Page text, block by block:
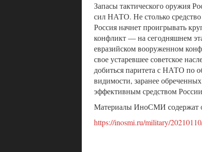
Запасы тактического оружия
сил НАТО. Не столько средство
Россия начнет проигрывать
конфликт — на сегодняшнем
евразийском вооруженном
свое устаревшее советское
добиться паритета с НАТО по
видимости, заранее
эффективным средством
Материалы ИноСМИ содержат
https://inosmi.ru/military/